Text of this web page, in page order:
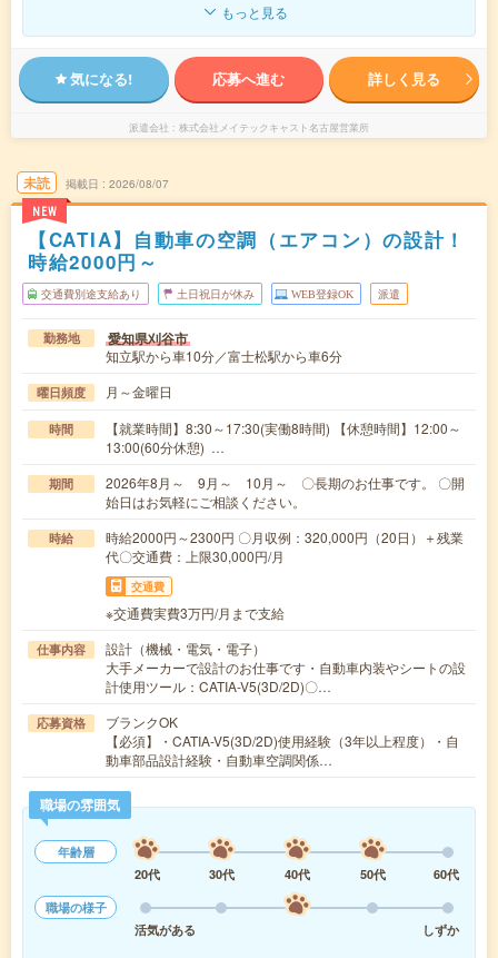
もっと見る
気になる! 応募へ進む 詳しく見る
派遣会社 株式会社メイテックキャスト名古屋営業所
未読
NEW
掲載日 2026/08/07
【CATIA】自動車の空調（エアコン）の設計！
時給2000円～
交通費別途支給あり 土日祝日が休み WEB登録OK 派遣
勤務地 愛知県刈谷市
知立駅から車10分／富士松駅から車6分
曜日頻度 月～金曜日
時間
【就業時間】8:30～17:30(実働8時間) 【休憩時間】12:00～
13:00(60分休憩) …
期間
2026年8月～ 9月～ 10月～ 〇長期のお仕事です。 〇開
始日はお気軽にご相談ください。
時給
時給2000円～2300円 〇月収例：320,000円（20日）＋残業
代〇交通費：上限30,000円/月
交通費
※交通費実費3万円/月まで支給
仕事内容
設計（機械・電気・電子）
大手メーカーで設計のお仕事です・自動車内装やシートの設
計使用ツール：CATIA-V5(3D/2D)〇…
応募資格
ブランクOK
【必須】・CATIA-V5(3D/2D)使用経験（3年以上程度）・自
動車部品設計経験・自動車空調関係…
職場の雰囲気
年齢層
20代
30代 40代 50代
60代
職場の様子
活気がある
しずか